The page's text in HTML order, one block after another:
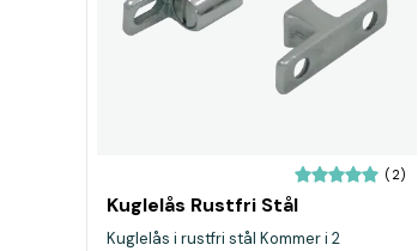
(2)
Kuglelås Rustfri Stål
Kuglelås i rustfri stål Kommer i 2